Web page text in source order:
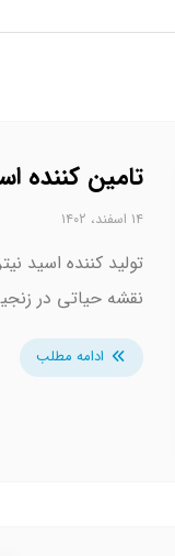
تامین کننده
۱۴ اسفند، ۱۴۰۲
نقشه حیاتی در
ادامه مطلب